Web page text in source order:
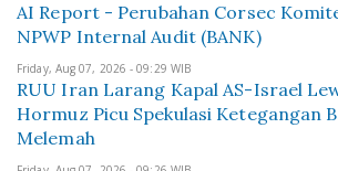
AI Report - Perubahan Corsec
NPWP Internal Audit (BANK)
Friday, Aug 07, 2026 - 09:29 WIB
RUU Iran Larang Kapal AS-Israel
Hormuz Picu Spekulasi Ketegangan
Melemah